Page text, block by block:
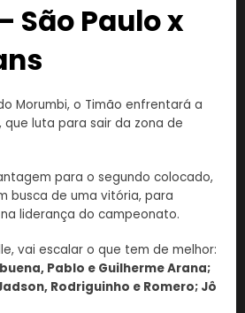
São Paulo x
Morumbi, o Timão enfrentará a
que luta para sair da zona de
para o segundo colocado,
busca de uma vitória, para
liderança do campeonato.
vai escalar o que tem de melhor:
Pablo e Guilherme Arana;
Rodriguinho e Romero; Jô